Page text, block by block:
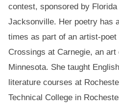
contest, sponsored by
Jacksonville. Her poetry has
times as part of an artist-poet
Crossings at Carnegie, an art
Minnesota. She taught
literature courses at
Technical College in